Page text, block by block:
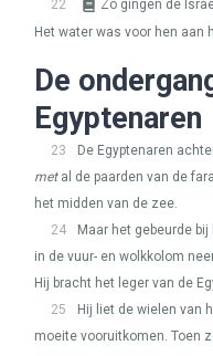
22
Zo gingen de
Het water was voor hen aan
De
Egyptenaren
23
De Egyptenaren
metal de paarden van de
het midden van de zee.
24
Maar het gebeurde
in de vuur- en wolkkolom
Hij bracht het leger van de
25
Hij liet de wielen van
moeite vooruitkomen. Toen